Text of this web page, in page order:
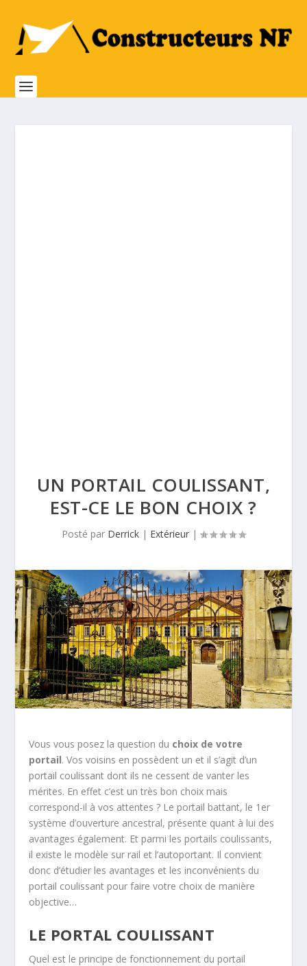
UN PORTAIL COULISSANT,
EST-CE LE BON CHOIX ?
Posté par Derrick | Extérieur |
Vous vous posez la question du choix de votre
portail. Vos voisins en possèdent un et il s’agit d’un
portail coulissant dont ils ne cessent de vanter les
mérites. En effet c’est un très bon choix mais
correspond-il à vos attentes ? Le portail battant, le 1er
système d’ouverture ancestral, présente quant à lui des
avantages également. Et parmi les portails coulissants,
il existe le modèle sur rail et l’autoportant. Il convient
donc d’étudier les avantages et les inconvénients du
portail coulissant pour faire votre choix de manière
objective…
LE PORTAL COULISSANT
Quel est le principe de fonctionnement du portail